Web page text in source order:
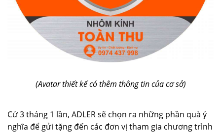
(Avatar thiết kế có thêm thông tin của cơ sở)
Cứ 3 tháng 1 lần, ADLER sẽ chọn ra những phần quà ý
nghĩa để gửi tặng đến các đơn vị tham gia chương trình